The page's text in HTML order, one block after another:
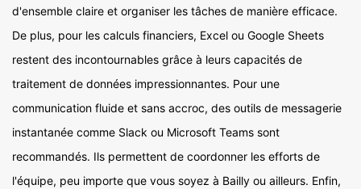
d'ensemble claire et organiser les tâches de manière efficace.
De plus, pour les calculs financiers, Excel ou Google Sheets
restent des incontournables grâce à leurs capacités de
traitement de données impressionnantes. Pour une
communication fluide et sans accroc, des outils de messagerie
instantanée comme Slack ou Microsoft Teams sont
recommandés. Ils permettent de coordonner les efforts de
l'équipe, peu importe que vous soyez à Bailly ou ailleurs. Enfin,